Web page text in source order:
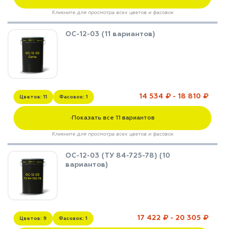
Кликните для просмотра всех цветов и фасовок
ОС-12-03 (11 вариантов)
Цветов: 11 Фасовок: 1 14 534 ₽ - 18 810 ₽
▼Показать все 11 вариантов
Кликните для просмотра всех цветов и фасовок
ОС-12-03 (ТУ 84-725-78) (10
вариантов)
Цветов: 9 Фасовок: 1 17 422 ₽ - 20 305 ₽